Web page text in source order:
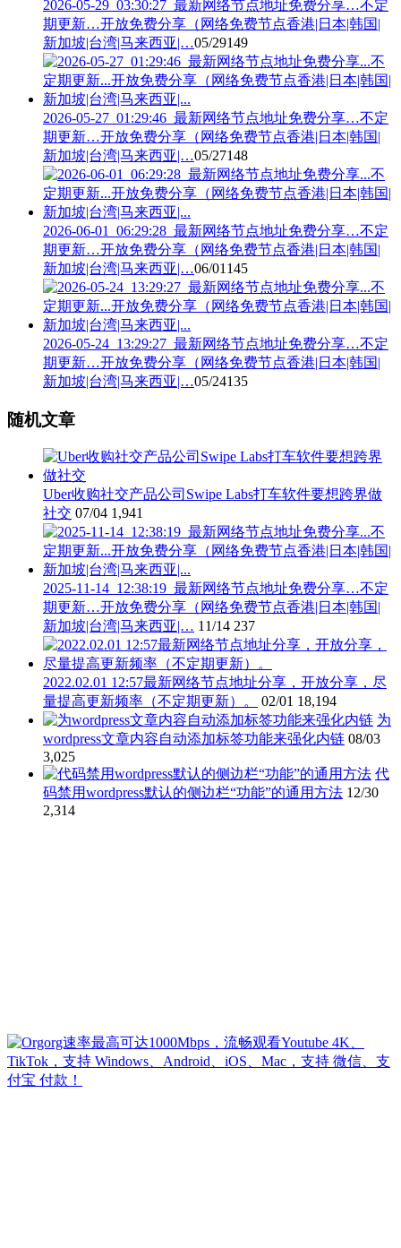
2026-05-29_03:30:27_最新网络节点地址免费分享…不定
期更新…开放免费分享（网络免费节点香港|日本|韩国|
新加坡|台湾|马来西亚|…05/29149
2026-05-27_01:29:46_最新网络节点地址免费分享…不定
期更新…开放免费分享（网络免费节点香港|日本|韩国|
新加坡|台湾|马来西亚|…05/27148
2026-06-01_06:29:28_最新网络节点地址免费分享…不定
期更新…开放免费分享（网络免费节点香港|日本|韩国|
新加坡|台湾|马来西亚|…06/01 145
2026-05-24_13:29:27_最新网络节点地址免费分享…不定
期更新…开放免费分享（网络免费节点香港|日本|韩国|
新加坡|台湾|马来西亚|…05/24135
随机文章
Uber收购社交产品公司Swipe Labs打车软件要想跨界做
社交 07/04 1,941
2025-11-14_12:38:19_最新网络节点地址免费分享…不定
期更新…开放免费分享（网络免费节点香港|日本|韩国|
新加坡|台湾|马来西亚|… 11/14 237
2022.02.01 12:57最新网络节点地址分享，开放分享，尽
量提高更新频率（不定期更新）。
02/01 18,194
为
wordpress文章内容自动添加标签功能来强化内链 08/03
3,025
代
码禁用wordpress默认的侧边栏“功能”的通用方法 12/30
2,314